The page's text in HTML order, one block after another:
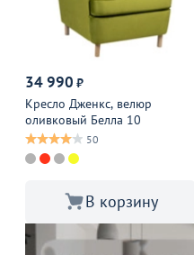
34 990 ₽
Кресло Дженкс, велюр
оливковый Белла 10
50
В корзину